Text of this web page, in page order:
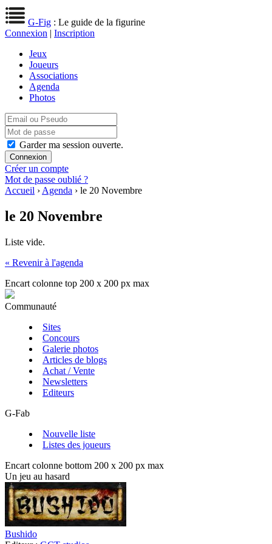
G-Fig : Le guide de la figurine
Connexion | Inscription
Jeux
Joueurs
Associations
Agenda
Photos
Garder ma session ouverte.
Créer un compte
Mot de passe oublié ?
Accueil › Agenda › le 20 Novembre
le 20 Novembre
Liste vide.
« Revenir à l'agenda
Encart colonne top 200 x 200 px max
Communauté
Sites
Concours
Galerie photos
Articles de blogs
Achat / Vente
Newsletters
Editeurs
G-Fab
Nouvelle liste
Listes des joueurs
Encart colonne bottom 200 x 200 px max
Un jeu au hasard
Bushido